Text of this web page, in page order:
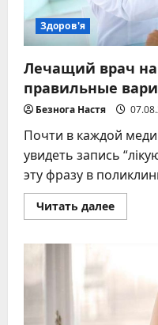
Здоров'я
Лечащий врач
правильные
Безнога Настя
Почти в каждой
увидеть запись
эту фразу в
Читать далее
больше
вместо
кальки